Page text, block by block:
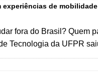
experiências de
fora do Brasil? Quem
Tecnologia da UFPR